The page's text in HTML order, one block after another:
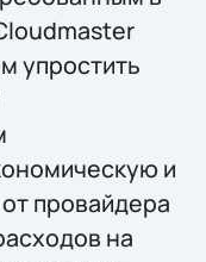
упростить
и
провайдера
на